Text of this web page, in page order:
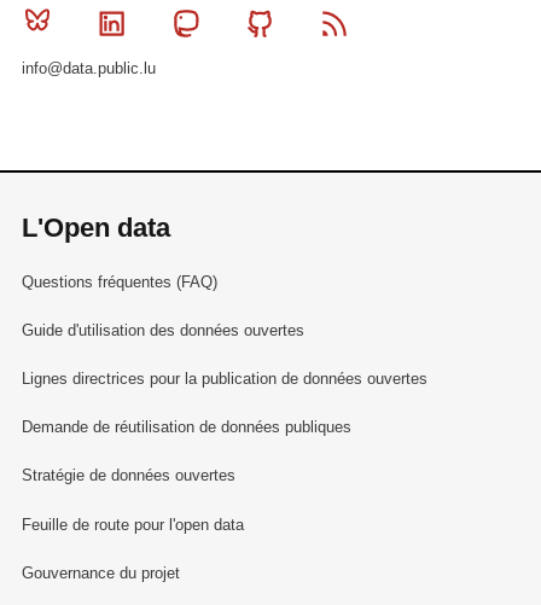
Bluesky Linkedin MastodonGithub
info@data.public.lu
L'Open data
Questions fréquentes (FAQ)
Guide d'utilisation des données ouvertes
Lignes directrices pour la publication de données ouvertes
Demande de réutilisation de données publiques
Stratégie de données ouvertes
Feuille de route pour l'open data
Gouvernance du projet